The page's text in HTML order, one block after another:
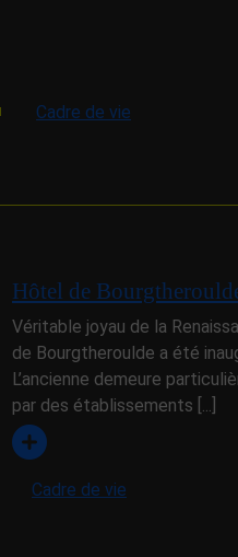
Cadre de vie
Hôtel de
Véritable joyau de la
de Bourgtheroulde a été
L’ancienne demeure
par des établissements [...]
Cadre de vie